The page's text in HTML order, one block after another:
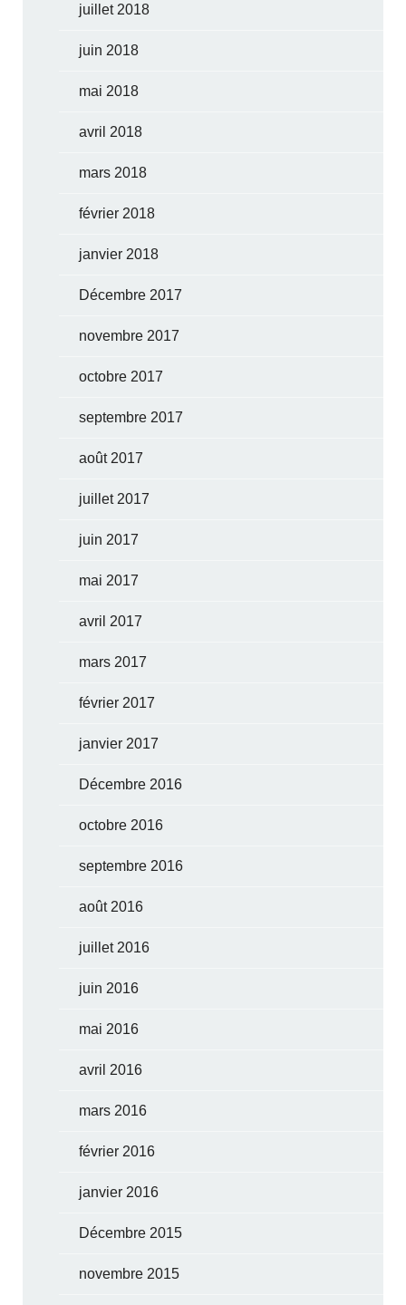
juillet 2018
juin 2018
mai 2018
avril 2018
mars 2018
février 2018
janvier 2018
Décembre 2017
novembre 2017
octobre 2017
septembre 2017
août 2017
juillet 2017
juin 2017
mai 2017
avril 2017
mars 2017
février 2017
janvier 2017
Décembre 2016
octobre 2016
septembre 2016
août 2016
juillet 2016
juin 2016
mai 2016
avril 2016
mars 2016
février 2016
janvier 2016
Décembre 2015
novembre 2015